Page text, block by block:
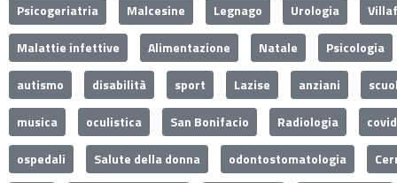
Psicogeriatria
Malcesine Legnago Urologia
Malattie infettive
Alimentazione Natale
Psicologia
autismo
disabilità sport Lazise anziani
musica
oculistica San Bonifacio Radiologia
ospedali
Salute della donna odontostomatologia